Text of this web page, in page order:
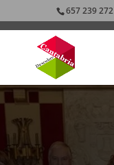
657 239 272